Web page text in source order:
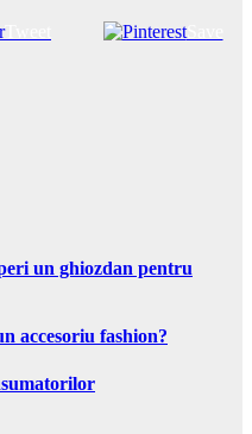
Tweet Save
un ghiozdan pentru
accesoriu fashion?